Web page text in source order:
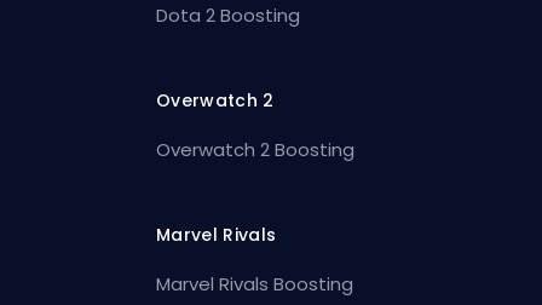
Dota 2 Boosting
Overwatch 2
Overwatch 2 Boosting
Marvel Rivals
Marvel Rivals Boosting